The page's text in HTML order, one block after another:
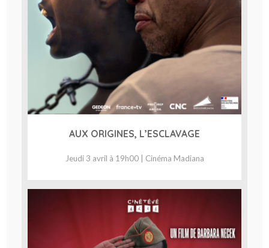
AUX ORIGINES, L’ESCLAVAGE
Jeudi 3 avril à 19h00 | Cinéma Madiana